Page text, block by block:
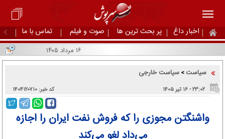
اخبار داغ پر بحث ترین ها صوت و فیلم تماس با ما
سیاست > سیاست خارجی
۲۳:۰۲ - ۱۶ تير ۱۴۰۵ کد خبر: ۱۴۰۴۱۲۰۷۱۰
واشنگتن مجوزی را که فروش نفت ایران را اجازه
می‌داد لغو می‌کند